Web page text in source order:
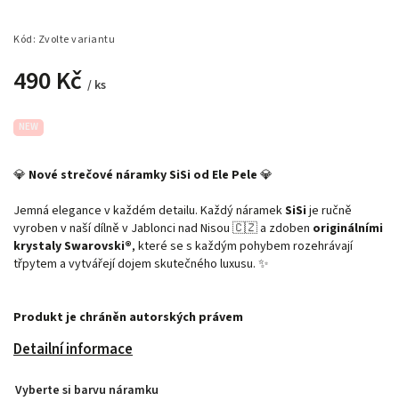
Kód: Zvolte variantu
490 Kč / ks
💎 Nové strečové náramky SiSi od Ele Pele 💎
Jemná elegance v každém detailu. Každý náramekSiSi je ručně
vyroben v naší dílně v Jablonci nad Nisou 🇨🇿 a zdoben originálními
krystaly Swarovski®, které se s každým pohybem rozehrávají
třpytem a vytvářejí dojem skutečného luxusu. ✨
Produkt je chráněn autorských právem
Detailní informace
NEW
Vyberte si barvu náramku